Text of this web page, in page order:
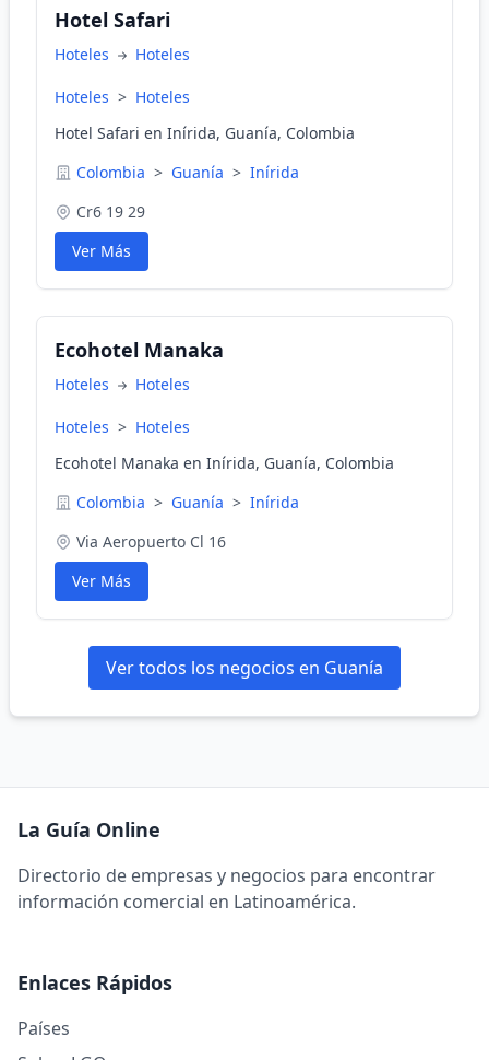
Hotel Safari
Hoteles Hoteles
Hoteles > Hoteles
Hotel Safari en Inírida, Guanía, Colombia
Colombia > Guanía > Inírida
Cr6 19 29
Ver Más
Ecohotel Manaka
Hoteles Hoteles
Hoteles > Hoteles
Ecohotel Manaka en Inírida, Guanía, Colombia
Colombia > Guanía > Inírida
Via Aeropuerto Cl 16
Ver Más
Ver todos los negocios en Guanía
La Guía Online
Directorio de empresas y negocios para encontrar
información comercial en Latinoamérica.
Enlaces Rápidos
Países